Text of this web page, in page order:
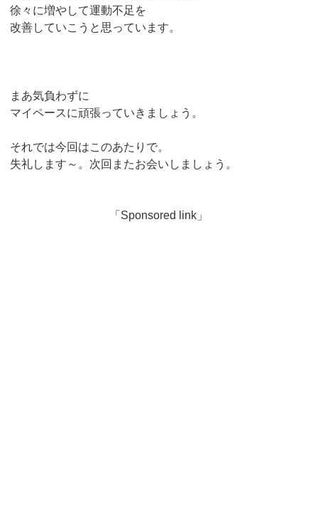
徐々に増やして運動不足を
改善していこうと思っています。
まあ気負わずに
マイペースに頑張っていきましょう。
それでは今回はこのあたりで。
失礼します～。次回またお会いしましょう。
「Sponsored link」